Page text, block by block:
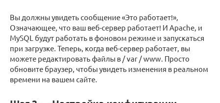
Вы должны увидеть сообщение «Это работает!»,
Означающее, что ваш веб-сервер работает! И Apache, и
MySQL будут работать в фоновом режиме и запускаться
при загрузке. Теперь, когда веб-сервер работает, вы
можете редактировать файлы в / var / www. Просто
обновите браузер, чтобы увидеть изменения в реальном
времени на вашем сайте.